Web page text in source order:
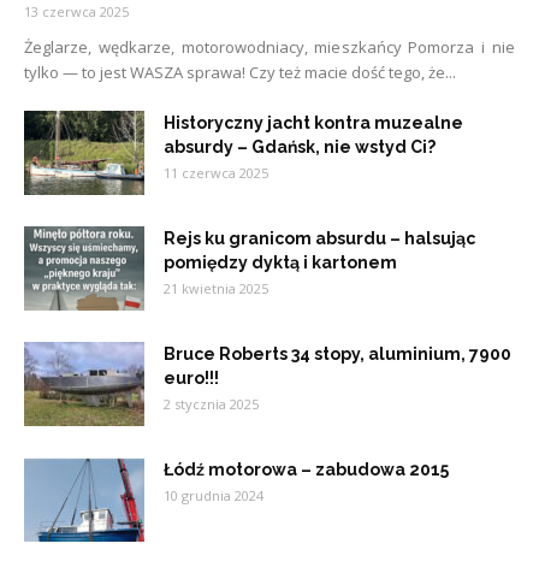
13 czerwca 2025
Żeglarze, wędkarze, motorowodniacy, mieszkańcy Pomorza i nie
tylko — to jest WASZA sprawa! Czy też macie dość tego, że...
Historyczny jacht kontra muzealne
absurdy – Gdańsk, nie wstyd Ci?
11 czerwca 2025
Rejs ku granicom absurdu – halsując
pomiędzy dyktą i kartonem
21 kwietnia 2025
Bruce Roberts 34 stopy, aluminium, 7900
euro!!!
2 stycznia 2025
Łódź motorowa – zabudowa 2015
10 grudnia 2024